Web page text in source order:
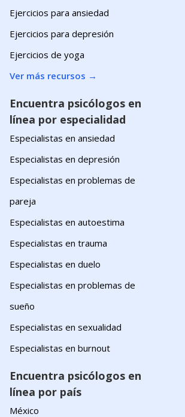
Ejercicios para ansiedad
Ejercicios para depresión
Ejercicios de yoga
Ver más recursos →
Encuentra psicólogos en
línea por especialidad
Especialistas en ansiedad
Especialistas en depresión
Especialistas en problemas de
pareja
Especialistas en autoestima
Especialistas en trauma
Especialistas en duelo
Especialistas en problemas de
sueño
Especialistas en sexualidad
Especialistas en burnout
Encuentra psicólogos en
línea por país
México